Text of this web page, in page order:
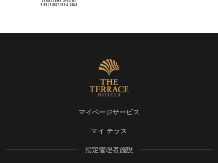
マイページサービス
マイ テラス
指定管理者施設